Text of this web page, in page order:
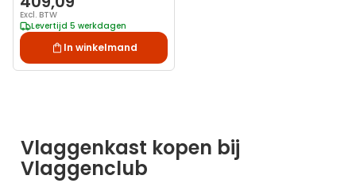
Excl. BTW
Levertijd 5 werkdagen
In winkelmand
Vlaggenkast kopen bij
Vlaggenclub